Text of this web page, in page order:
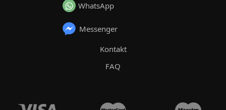
WhatsApp
Messenger
Kontakt
FAQ